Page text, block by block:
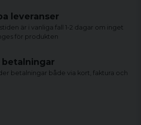
leveranser
är i vanliga fall 1-2 dagar om inget
för produkten
betalningar
betalningar både via kort, faktura och